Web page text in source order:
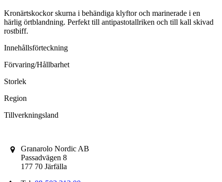
Kronärtskockor skurna i behändiga klyftor och marinerade i en
härlig örtblandning. Perfekt till antipastotallriken och till kall skivad
rostbiff.
Innehållsförteckning
Förvaring/Hållbarhet
Storlek
Region
Tillverkningsland
Granarolo Nordic AB
Passadvägen 8
177 70 Järfälla